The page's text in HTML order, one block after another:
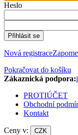
Heslo
Přihlásit se
Nová registrace
Pokračovat do košíku
Zákaznická podpora:
PROTIÚČET
Obchodní
Kontakt
Ceny v: CZK